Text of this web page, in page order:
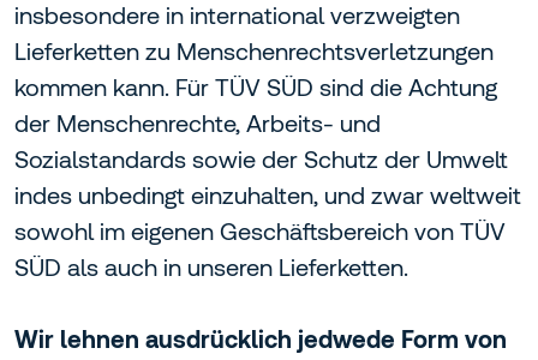
insbesondere in international verzweigten
Lieferketten zu Menschenrechtsverletzungen
kommen kann. Für TÜV SÜD sind die Achtung
der Menschenrechte, Arbeits- und
Sozialstandards sowie der Schutz der Umwelt
indes unbedingt einzuhalten, und zwar weltweit
sowohl im eigenen Geschäftsbereich von TÜV
SÜD als auch in unseren Lieferketten.
Wir lehnen ausdrücklich jedwede Form von